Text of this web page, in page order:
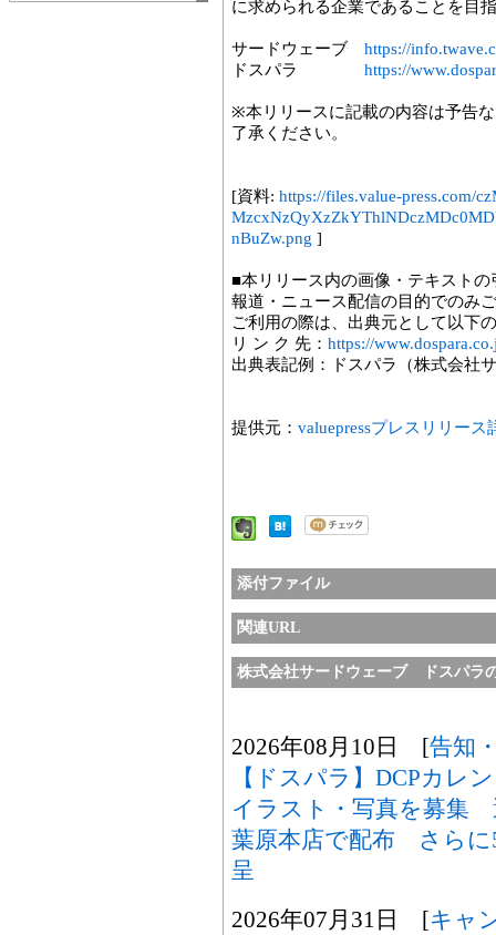
に求められる企業であることを目
サードウェーブ https://
ドスパラ https://
※本リリースに記載の内容は予告
了承ください。
[資料: https://files.value-press.com/
nBuZw.png ]
■本リリース内の画像・テキスト
報道・ニュース配信の目的でのみ
ご利用の際は、出典元として以下
リ ン ク 先： https://
出典表記例：ドスパラ（株式会社
提供元： valuepressプレスリリース
添付ファイル
関連URL
株式会社サードウェーブ ドスパラ
2026年08月10日 [告知
【ドスパラ】DCPカレ
イラスト・写真を募集
葉原本店で配布 さらに
呈
2026年07月31日 [キャ